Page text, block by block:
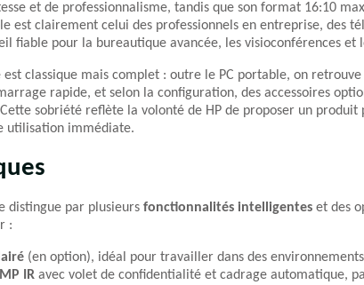
et de professionnalisme, tandis que son format 16:10
est clairement celui des professionnels en entreprise, des
fiable pour la bureautique avancée, les visioconférences et
est classique mais complet : outre le PC portable, on
rapide, et selon la configuration, des accessoires
sobriété reflète la volonté de HP de proposer un
utilisation immédiate.
distingue par plusieurs fonctionnalités intelligentes et des
:
(en option), idéal pour travailler dans des
IR avec volet de confidentialité et cadrage automatique,